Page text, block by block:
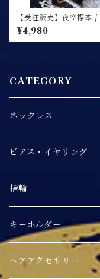
【受注販売】夜空標本 /
ホルダー
¥4,980
CATEGORY
ネックレス
ピアス・イヤリング
指輪
キーホルダー
ヘアアクセサリー